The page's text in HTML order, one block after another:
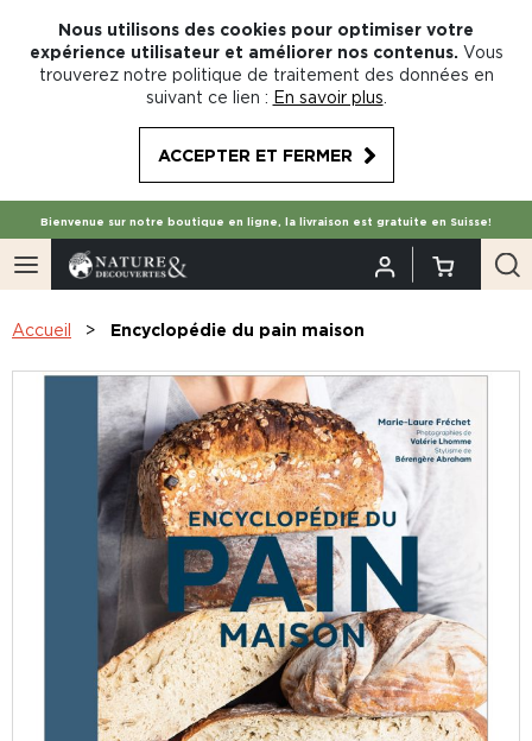
Nous utilisons des cookies pour optimiser votre
expérience utilisateur et améliorer nos contenus. Vous
trouverez notre politique de traitement des données en
suivant ce lien : En savoir plus
ACCEPTER ET FERMER
Bienvenue sur notre boutique en ligne, la livraison est gratuite en Suisse!
Accueil Encyclopédie du pain maison